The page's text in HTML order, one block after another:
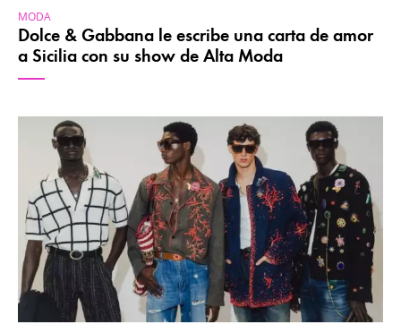
MODA
Dolce & Gabbana le escribe una carta de amor
a Sicilia con su show de Alta Moda